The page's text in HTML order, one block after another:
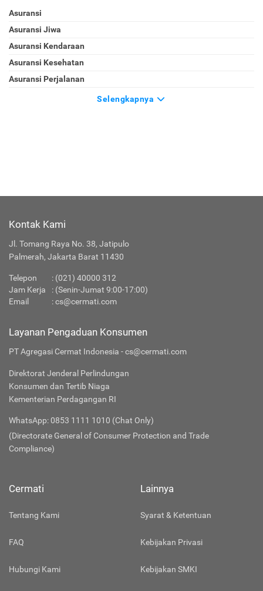
Asuransi
Asuransi Jiwa
Asuransi Kendaraan
Asuransi Kesehatan
Asuransi Perjalanan
Selengkapnya
Kontak Kami
Jl. Tomang Raya No. 38, Jatipulo
Palmerah, Jakarta Barat 11430
Telepon : (021) 40000 312
Jam Kerja
: (Senin-Jumat 9:00-17:00)
Email
:cs@cermati.com
Layanan Pengaduan Konsumen
PT Agregasi Cermat Indonesia - cs@cermati.com
Direktorat Jenderal Perlindungan
Konsumen dan Tertib Niaga
Kementerian Perdagangan RI
WhatsApp: 0853 1111 1010 (Chat Only)
(Directorate General of Consumer Protection and Trade
Compliance)
Cermati
Tentang Kami
FAQ
Hubungi Kami
Lainnya
Syarat & Ketentuan
Kebijakan Privasi
Kebijakan SMKI